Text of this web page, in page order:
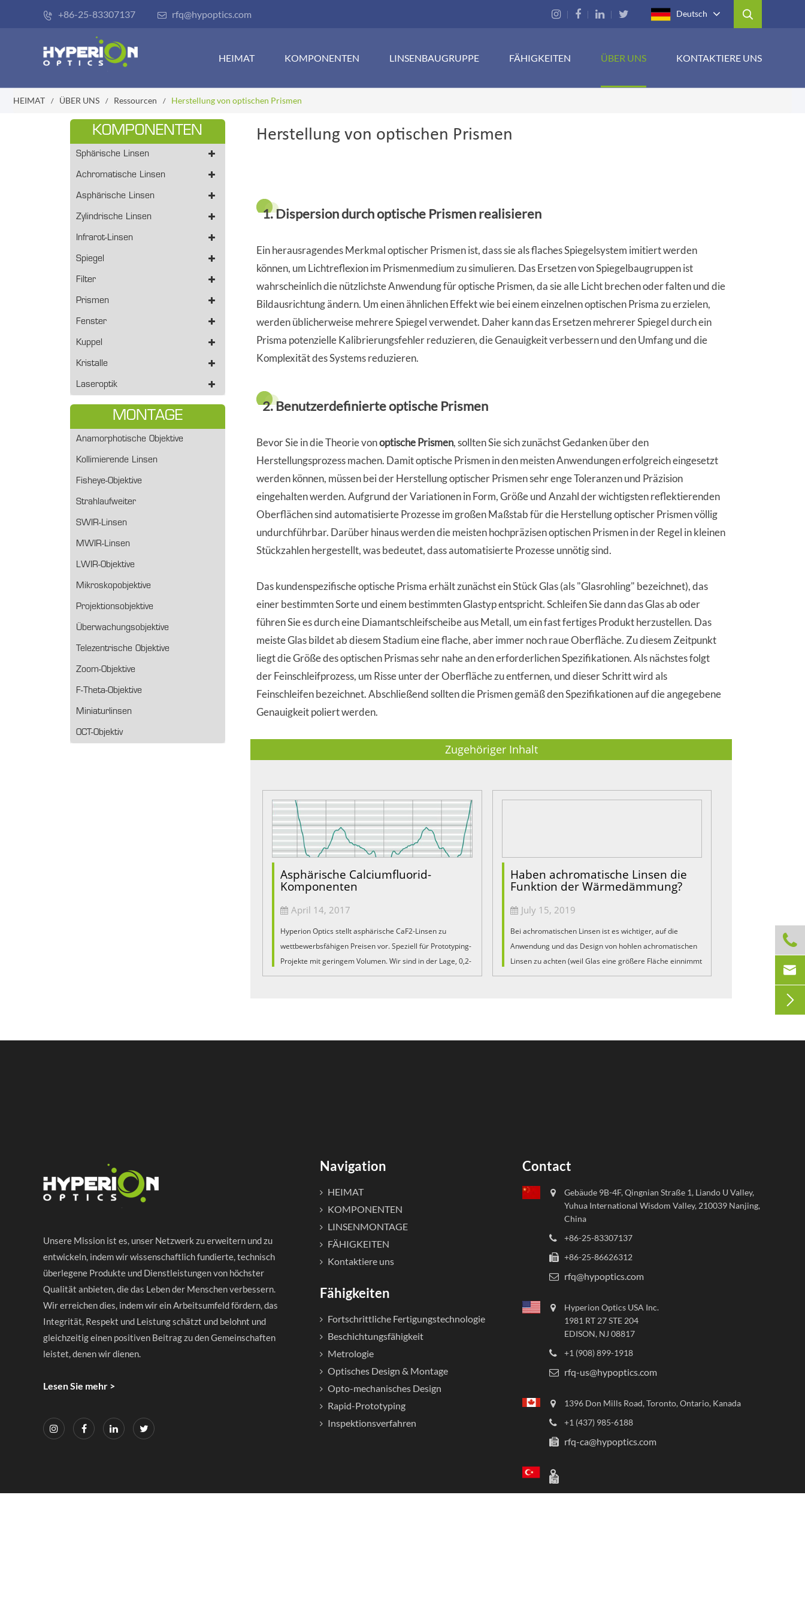
 +86-25-83307137  rfq@hypoptics.com Deutsch
HEIMAT KOMPONENTEN LINSENBAUGRUPPE FÄHIGKEITEN ÜBER UNS KONTAKTIERE UNS
HEIMAT ÜBER UNS Ressourcen Herstellung von optischen Prismen
KOMPONENTEN
Sphärische Linsen
Achromatische Linsen
Asphärische Linsen
Zylindrische Linsen
Infrarot-Linsen
Spiegel
Filter
Prismen
Fenster
Kuppel
Kristalle
Laseroptik
MONTAGE
Anamorphotische Objektive
Kollimierende Linsen
Fisheye-Objektive
Strahlaufweiter
SWIR-Linsen
MWIR-Linsen
LWIR-Objektive
Mikroskopobjektive
Projektionsobjektive
Überwachungsobjektive
Telezentrische Objektive
Zoom-Objektive
F-Theta-Objektive
Miniaturlinsen
OCT-Objektiv
Herstellung von optischen Prismen
1. Dispersion durch optische Prismen realisieren
Ein herausragendes Merkmal optischer Prismen ist, dass sie als flaches Spiegelsystem imitiert werden
können, um Lichtreflexion im Prismenmedium zu simulieren. Das Ersetzen von Spiegelbaugruppen ist
wahrscheinlich die nützlichste Anwendung für optische Prismen, da sie alle Licht brechen oder falten und die
Bildausrichtung ändern. Um einen ähnlichen Effekt wie bei einem einzelnen optischen Prisma zu erzielen,
werden üblicherweise mehrere Spiegel verwendet. Daher kann das Ersetzen mehrerer Spiegel durch ein
Prisma potenzielle Kalibrierungsfehler reduzieren, die Genauigkeit verbessern und den Umfang und die
Komplexität des Systems reduzieren.
2. Benutzerdefinierte optische Prismen
Bevor Sie in die Theorie vonoptische Prismen, sollten Sie sich zunächst Gedanken über den
Herstellungsprozess machen. Damit optische Prismen in den meisten Anwendungen erfolgreich eingesetzt
werden können, müssen bei der Herstellung optischer Prismen sehr enge Toleranzen und Präzision
eingehalten werden. Aufgrund der Variationen in Form, Größe und Anzahl der wichtigsten reflektierenden
Oberflächen sind automatisierte Prozesse im großen Maßstab für die Herstellung optischer Prismen völlig
undurchführbar. Darüber hinaus werden die meisten hochpräzisen optischen Prismen in der Regel in kleinen
Stückzahlen hergestellt, was bedeutet, dass automatisierte Prozesse unnötig sind.
Das kundenspezifische optische Prisma erhält zunächst ein Stück Glas (als "Glasrohling" bezeichnet), das
einer bestimmten Sorte und einem bestimmten Glastyp entspricht. Schleifen Sie dann das Glas ab oder
führen Sie es durch eine Diamantschleifscheibe aus Metall, um ein fast fertiges Produkt herzustellen. Das
meiste Glas bildet ab diesem Stadium eine flache, aber immer noch raue Oberfläche. Zu diesem Zeitpunkt
liegt die Größe des optischen Prismas sehr nahe an den erforderlichen Spezifikationen. Als nächstes folgt
der Feinschleifprozess, um Risse unter der Oberfläche zu entfernen, und dieser Schritt wird als
Feinschleifen bezeichnet. Abschließend sollten die Prismen gemäß den Spezifikationen auf die angegebene
Genauigkeit poliert werden.
Zugehöriger Inhalt
Asphärische Calciumfluorid-
Komponenten
April 14, 2017
Hyperion Optics stellt asphärische CaF2-Linsen zu
wettbewerbsfähigen Preisen vor. Speziell für Prototyping-
Projekte mit geringem Volumen. Wir sind in der Lage, 0,2-
0,3 Mikron PV für die asphärische Oberflächenpräzision
Haben achromatische Linsen die
Funktion der Wärmedämmung?
July 15, 2019
Bei achromatischen Linsen ist es wichtiger, auf die
Anwendung und das Design von hohlen achromatischen
Linsen zu achten (weil Glas eine größere Fläche einnimmt
als Rahmen aus Aluminiumlegierungen in
Unsere Mission ist es, unser Netzwerk zu erweitern und zu
entwickeln, indem wir wissenschaftlich fundierte, technisch
überlegene Produkte und Dienstleistungen von höchster
Qualität anbieten, die das Leben der Menschen verbessern.
Wir erreichen dies, indem wir ein Arbeitsumfeld fördern, das
Integrität, Respekt und Leistung schätzt und belohnt und
gleichzeitig einen positiven Beitrag zu den Gemeinschaften
leistet, denen wir dienen.
Lesen Sie mehr >
Navigation
HEIMAT
KOMPONENTEN
LINSENMONTAGE
FÄHIGKEITEN
Kontaktiere uns
Fähigkeiten
Fortschrittliche Fertigungstechnologie
Beschichtungsfähigkeit
Metrologie
Optisches Design & Montage
Opto-mechanisches Design
Rapid-Prototyping
Inspektionsverfahren
Contact
Gebäude 9B-4F, Qingnian Straße 1, Liando U Valley,
Yuhua International Wisdom Valley, 210039 Nanjing,
China
+86-25-83307137
+86-25-86626312
rfq@hypoptics.com
Hyperion Optics USA Inc.
1981 RT 27 STE 204
EDISON, NJ 08817
+1 (908) 899-1918
rfq-us@hypoptics.com
1396 Don Mills Road, Toronto, Ontario, Kanada
+1 (437) 985-6188
rfq-ca@hypoptics.com


